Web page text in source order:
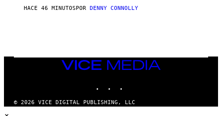
O
D
HACE 46 MINUTOSPOR DENNY CONNOLLY
VICE
© 2026 VICE DIGITAL PUBLISHING, LLC